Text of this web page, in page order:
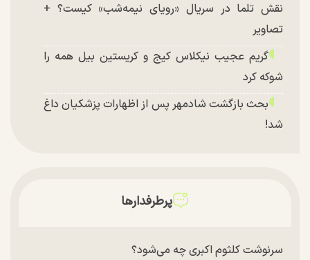
نقش تلما در سریال «رویای نیمه‌شب» کیست؟ +
تصاویر
گریم عجیب نیکلاس کیج و کریستین بیل همه را
شوکه کرد
بحث بازگشت شادمهر پس از اظهارات پزشکیان داغ
شد!
توافق با آمریکا در انتظار تایید نهایی شعام؟
شد
پرطرفدارها
سرنوشت کلثوم اکبری چه می‌شود؟